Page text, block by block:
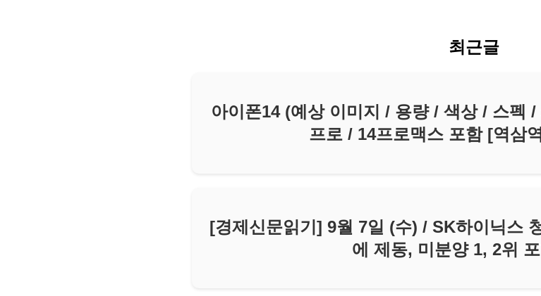
최근글
아이폰14 (예상 이미지 / 용량 / 색상 / 스펙
프로 / 14프로맥스 포함 [역삼
[경제신문읽기] 9월 7일 (수) / SK하이닉스
에 제동, 미분양 1, 2위